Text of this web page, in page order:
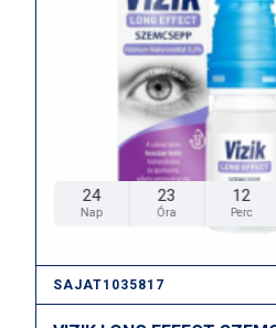
24
Nap
23
Óra
12
Perc
SAJAT1035817